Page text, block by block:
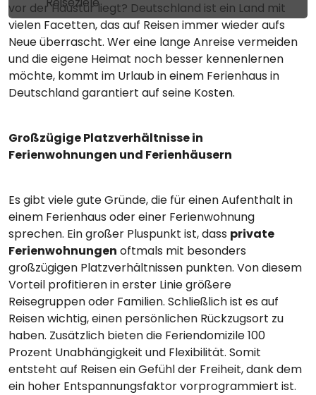
vor der Haustür liegt? Deutschland ist ein Land mit
vielen Facetten, das auf Reisen immer wieder aufs
Neue überrascht. Wer eine lange Anreise vermeiden
und die eigene Heimat noch besser kennenlernen
möchte, kommt im Urlaub in einem Ferienhaus in
Deutschland garantiert auf seine Kosten.
Großzügige Platzverhältnisse in
Ferienwohnungen und Ferienhäusern
Es gibt viele gute Gründe, die für einen Aufenthalt in
einem Ferienhaus oder einer Ferienwohnung
sprechen. Ein großer Pluspunkt ist, dass private
Ferienwohnungen oftmals mit besonders
großzügigen Platzverhältnissen punkten. Von diesem
Vorteil profitieren in erster Linie größere
Reisegruppen oder Familien. Schließlich ist es auf
Reisen wichtig, einen persönlichen Rückzugsort zu
haben. Zusätzlich bieten die Feriendomizile 100
Prozent Unabhängigkeit und Flexibilität. Somit
entsteht auf Reisen ein Gefühl der Freiheit, dank dem
ein hoher Entspannungsfaktor vorprogrammiert ist.